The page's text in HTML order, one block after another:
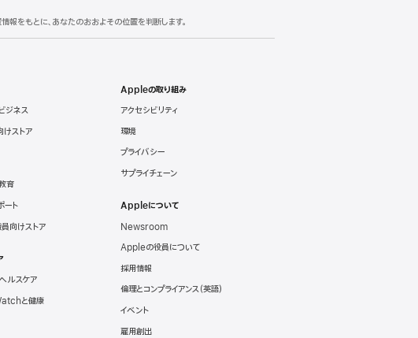
をもとに、あなたのおおよその位置を判断します。
ジネス
けストア
育
ート
向けストア
ルスケア
と健康
Appleの取り組み
アクセシビリティ
環境
プライバシー
サプライチェーン
Appleについて
Newsroom
Appleの役員について
採用情報
倫理とコンプライアンス（英語）
イベント
雇用創出